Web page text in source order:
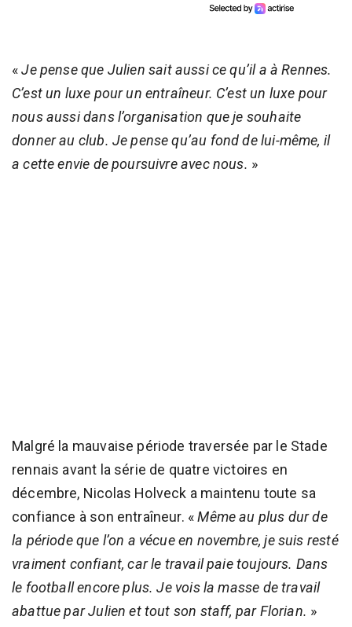
«Je pense que Julien sait aussi ce qu’il a à Rennes.
C’est un luxe pour un entraîneur. C’est un luxe pour
nous aussi dans l’organisation que je souhaite
donner au club. Je pense qu’au fond de lui-même, il
a cette envie de poursuivre avec nous. »
Malgré la mauvaise période traversée par le Stade
rennais avant la série de quatre victoires en
décembre, Nicolas Holveck a maintenu toute sa
confiance à son entraîneur. «Même au plus dur de
la période que l’on a vécue en novembre, je suis resté
vraiment confiant, car le travail paie toujours. Dans
le football encore plus. Je vois la masse de travail
abattue par Julien et tout son staff, par Florian. »